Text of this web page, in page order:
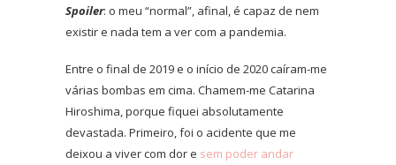
Spoiler: o meu “normal”, afinal, é capaz de nem
existir e nada tem a ver com a pandemia.
Entre o final de 2019 e o início de 2020 caíram-me
várias bombas em cima. Chamem-me Catarina
Hiroshima, porque fiquei absolutamente
devastada. Primeiro, foi o acidente que me
deixou a viver com dor e sem poder andar